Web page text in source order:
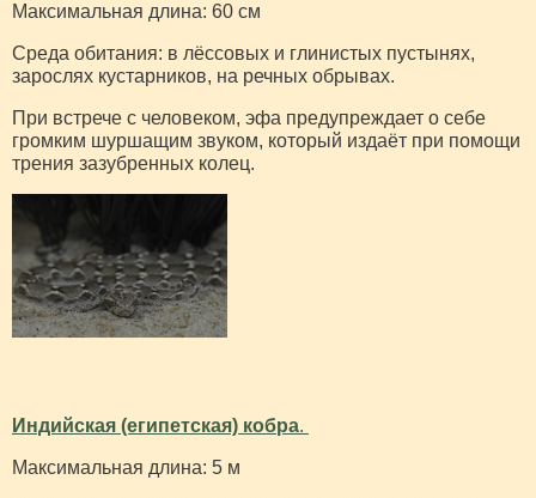
Максимальная длина: 60 см
Среда обитания: в лёссовых и глинистых пустынях,
зарослях кустарников, на речных обрывах.
При встрече с человеком, эфа предупреждает о себе
громким шуршащим звуком, который издаёт при помощи
трения зазубренных колец.
Индийская (египетская) кобра.
Максимальная длина: 5 м